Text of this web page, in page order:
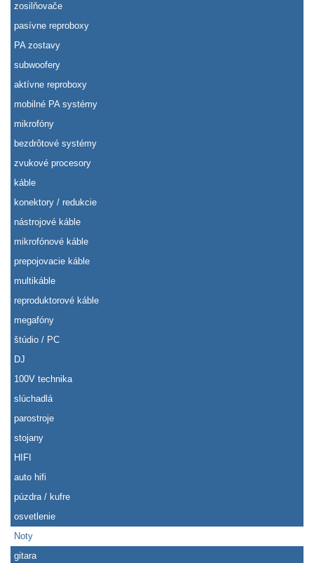
zosilňovače
pasívne reproboxy
PA zostavy
subwoofery
aktívne reproboxy
mobilné PA systémy
mikrofóny
bezdrôtové systémy
zvukové procesory
káble
konektory / redukcie
nástrojové káble
mikrofónové káble
prepojovacie káble
multikáble
reproduktorové káble
megafóny
štúdio / PC
DJ
100V technika
slúchadlá
parostroje
stojany
HIFI
auto hifi
púzdra / kufre
osvetlenie
Noty
gitara